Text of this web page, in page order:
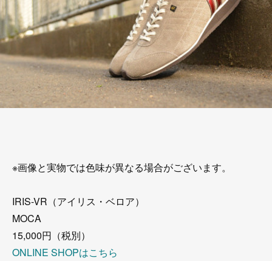
※画像と実物では色味が異なる場合がございます。
IRIS-VR（アイリス・ベロア）
MOCA
15,000円（税別）
ONLINE SHOPはこちら